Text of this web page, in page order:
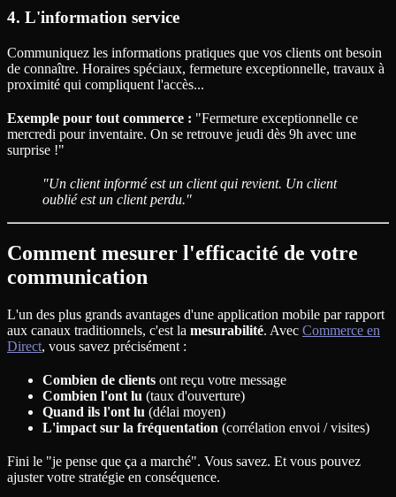
4. L'information service
Communiquez les informations pratiques que vos clients ont besoin
de connaître. Horaires spéciaux, fermeture exceptionnelle, travaux à
proximité qui compliquent l'accès...
Exemple pour tout commerce : "Fermeture exceptionnelle ce
mercredi pour inventaire. On se retrouve jeudi dès 9h avec une
surprise !"
"Un client informé est un client qui revient. Un client
oublié est un client perdu."
Comment mesurer l'efficacité de votre
communication
L'un des plus grands avantages d'une application mobile par rapport
aux canaux traditionnels, c'est la mesurabilité. Avec Commerce en
Direct, vous savez précisément :
Combien de clients ont reçu votre message
Combien l'ont lu (taux d'ouverture)
Quand ils l'ont lu (délai moyen)
L'impact sur la fréquentation (corrélation envoi / visites)
Fini le "je pense que ça a marché". Vous savez. Et vous pouvez
ajuster votre stratégie en conséquence.